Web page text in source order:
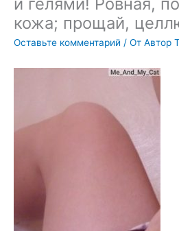
кожа; прощай,
Оставьте комментарий / От Автор